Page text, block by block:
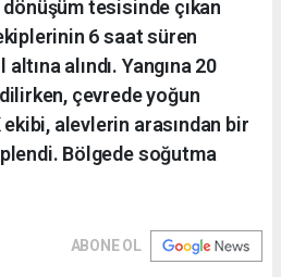
tesisinde çıkan
6 saat süren
alındı. Yangına 20
çevrede yoğun
alevlerin arasından bir
Bölgede soğutma
ABONE OL